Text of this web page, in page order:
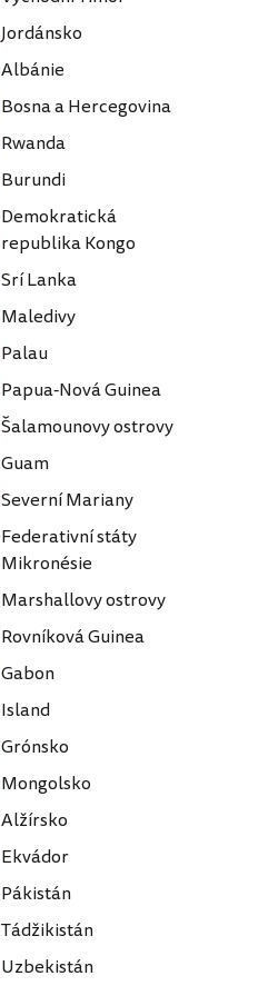
Jordánsko
Albánie
Bosna a Hercegovina
Rwanda
Burundi
Demokratická
republika Kongo
Srí Lanka
Maledivy
Palau
Papua-Nová Guinea
Šalamounovy ostrovy
Guam
Severní Mariany
Federativní státy
Mikronésie
Marshallovy ostrovy
Rovníková Guinea
Gabon
Island
Grónsko
Mongolsko
Alžírsko
Ekvádor
Pákistán
Tádžikistán
Uzbekistán